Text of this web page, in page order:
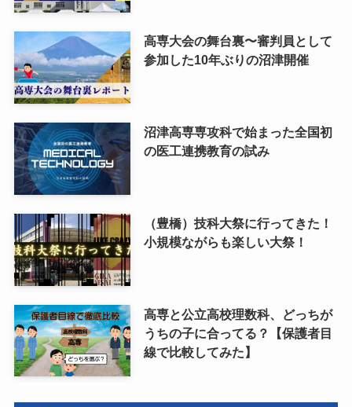
高専大会の舞台裏〜審判員として
参加した10年ぶりの沼津開催
沼津高専専攻科で始まった全国初
の医工連携教育の試み
（豊橋）技科大祭に行ってきた！
小規模ながらも楽しい大祭！
高専と公立高校理数科、どっちが
うちの子に合ってる？【保護者目
線で比較してみた】